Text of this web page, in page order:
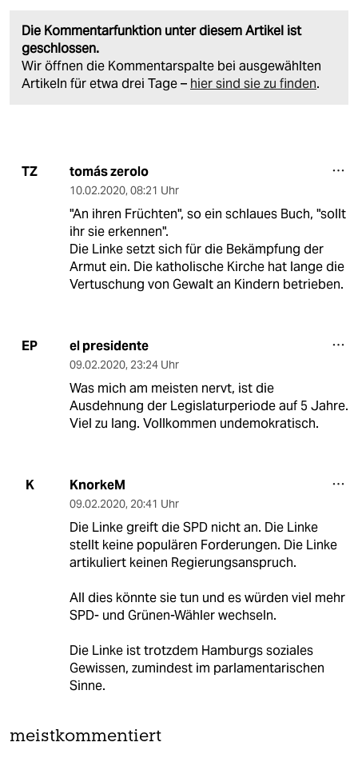
Die Kommentarfunktion unter diesem Artikel ist
geschlossen.
Wir öffnen die Kommentarspalte bei ausgewählten
Artikeln für etwa drei Tage – hier sind sie zu finden.
TZ tomás zerolo
10.02.2020, 08:21 Uhr
"An ihren Früchten", so ein schlaues Buch, "sollt
ihr sie erkennen".
Die Linke setzt sich für die Bekämpfung der
Armut ein. Die katholische Kirche hat lange die
Vertuschung von Gewalt an Kindern betrieben.
EP el presidente
09.02.2020, 23:24 Uhr
Was mich am meisten nervt, ist die
Ausdehnung der Legislaturperiode auf 5 Jahre.
Viel zu lang. Vollkommen undemokratisch.
K KnorkeM
09.02.2020, 20:41 Uhr
Die Linke greift die SPD nicht an. Die Linke
stellt keine populären Forderungen. Die Linke
artikuliert keinen Regierungsanspruch.
All dies könnte sie tun und es würden viel mehr
SPD- und Grünen-Wähler wechseln.
Die Linke ist trotzdem Hamburgs soziales
Gewissen, zumindest im parlamentarischen
Sinne.
meistkommentiert